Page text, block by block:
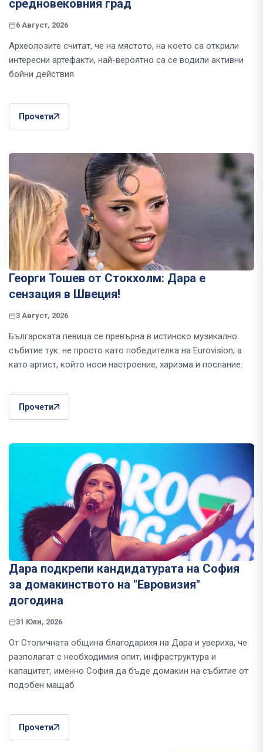
средновековния град
6 Август, 2026
Археолозите считат, че на мястото, на което са открили
интересни артефакти, най-вероятно са се водили активни
бойни действия
Прочети
Георги Тошев от Стокхолм: Дара е
сензация в Швеция!
3 Август, 2026
Българската певица се превърна в истинско музикално
събитие тук: не просто като победителка на Eurovision, а
като артист, който носи настроение, харизма и послание.
Прочети
Дара подкрепи кандидатурата на София
за домакинството на "Евровизия"
догодина
31 Юли, 2026
От Столичната община благодарихя на Дара и увериха, че
разполагат с необходимия опит, инфраструктура и
капацитет, именно София да бъде домакин на събитие от
подобен мащаб
Прочети